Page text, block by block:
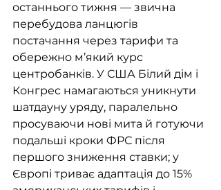
останнього тижня — звична
перебудова ланцюгів
постачання через тарифи та
обережно м’який курс
центробанків. У США Білий дім і
Конгрес намагаються уникнути
шатдауну уряду, паралельно
просуваючи нові мита й готуючи
подальші кроки ФРС після
першого зниження ставки; у
Європі триває адаптація до 15%